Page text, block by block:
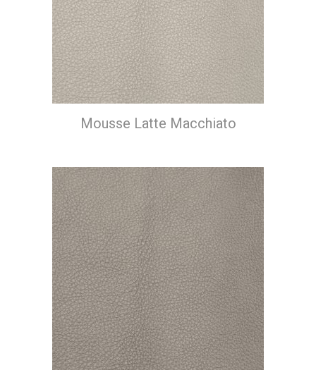
Mousse Latte Macchiato